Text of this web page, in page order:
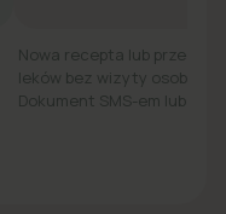
Nowa recepta lub
leków bez wizyty osobiście.
Dokument SMS-em lub e-